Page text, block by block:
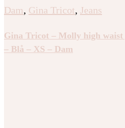
Dam, Gina Tricot, Jeans
Gina Tricot – Molly high waist
– Blå – XS – Dam